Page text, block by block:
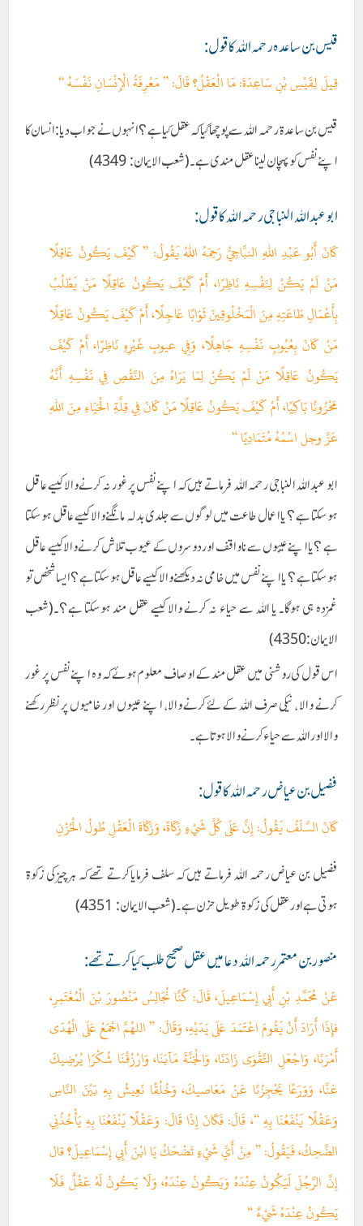
قیس بن ساعدہ رحمہ اللہ کا قول:
قِيلَ لِقَيْسِ بْنِ سَاعِدَةَ: مَا الْعَقْلُ؟ قَالَ: ” مَعْرِفَةُ الْإِنْسَانِ نَفْسَهُ “
قیس بن ساعدۃ رحمہ اللہ سے پوچھا گیا کہ عقل کیا ہے؟ انہوں نے جواب دیا: انسان کا
اپنے نفس کو پہچان لینا عقل مندی ہے۔(شعب الایمان : 4349)
ابو عبداللہ النباجی رحمہ اللہ کا قول:
كَانَ أَبُو عَبْدِ اللهِ النبَّاجِيُّ رَحِمَهُ اللهُ يَقُولُ: ” كَيْفَ يَكُونُ عَاقِلًا
مَنْ لَمْ يَكُنْ لِنَفْسِهِ نَاظِرًا، أَمْ كَيْفَ يَكُونُ عَاقِلًا مَنْ يَطْلُبُ
بِأَعْمَالِ طَاعَتِهِ مِنَ الْمَخْلُوقِينَ ثَوَابًا عَاجِلًا، أَمْ كَيْفَ يَكُونُ عَاقِلًا
مَنْ كَانَ بِعُيُوبِ نَفْسِهِ جَاهِلًا، وَفِي عيوبِ غَيْرِهِ نَاظِرًا، أَمْ كَيْفَ
يَكُونُ عَاقِلًا مَنْ لَمْ يَكُنْ لِمَا يَرَاهُ مِنَ النَّقْصِ فِي نَفْسِهِ أَنَّهُ
مَحْزُونًا بَاكِيًا، أَمْ كَيْفَ يَكُونُ عَاقِلًا مَنْ كَانَ فِي قِلَّةِ الْحَيَاءِ مِنَ اللهِ
عَزَّ وجل اسْمُهُ مُتَمَادِيًا “
ابو عبداللہ النباجی رحمہ اللہ فرماتے ہیں کہ اپنے نفس پر غور نہ کرنے والا کیسے عا قل
ہوسکتا ہے ؟ یا اعمال طاعت میں لوگوں سے جلدی بدلہ مانگنے والا کیسے عاقل ہوسکتا
ہے ؟یا اپنے عیبوں سے ناواقف اور دوسروں کے عیوب تلاش کرنے والا کیسے عاقل
ہوسکتا ہے؟ یا اپنے نفس میں خامی نہ دیکھنےوالا کیسے عاقل ہوسکتا ہے ؟ ایسا شخص تو
غمزدہ ہی ہوگا۔ یا اللہ سے حیاء نہ کرنے والا کیسے عقل مند ہوسکتا ہے؟۔(شعب
الایمان :4350)
اس قول کی روشنی میں عقل مند کے اوصاف معلوم ہوئےکہ وہ اپنے نفس پر غور
کرنے والا ، نیکی صرف اللہ کے لئے کرنے والا، اپنے عیبوں اور خامیوں پر نظر رکھنے
والااور اللہ سے حیاء کرنے والا ہوتا ہے۔
فضیل بن عیاض رحمہ اللہ کا قول:
كَانَ السَّلَفُ يَقُولُ: إِنَّ عَلَى كُلِّ شَيْءٍ زَكَاةً، وَزَكَاةَ الْعَقْلِ طُولُ الْحُزْنِ
فضیل بن عیاض رحمہ اللہ فرماتے ہیں کہ سلف فرمایا کرتے تھے کہ ہر چیز کی زکوۃ
ہوتی ہے اور عقل کی زکوۃ طویل حزن ہے۔(شعب الایمان: 4351)
منصور بن معتمر رحمہ اللہ دعا میں عقل صحیح طلب کیا کرتے تھے:
عَنْ مُحَمَّدِ بْنِ أَبِي إِسْمَاعِيلَ، قَالَ: كُنَّا نُجَالِسُ مَنْصُورَ بْنَ الْمُعْتَمِرِ،
فإِذَا أَرَادَ أَنْ يَقُومَ اعْتَمَدَ عَلَى يَدَيْهِ، وَقَالَ: ” اللهُمَّ اجْمَعْ عَلَى الْهُدَى
أَمْرَنَا، وَاجْعَلِ التَّقْوَى زَادَنَا، وَالْجَنَّةَ مَآبَنَا، وَارْزُقْنَا شُكْرًا يُرْضِيكَ
عَنَّا، وَوَرَعًا يَحْجِزُنَا عَنْ مَعَاصيكَ، وَخُلُقًا نَعِيشُ بِهِ بَيْنَ النَّاسِ
وَعَقْلًا يَنْفَعُنَا بِهِ “، قَالَ: فَكَانَ إِذَا قَالَ: وَعَقْلًا يَنْفَعُنَا بِهِ يَأْخُذُنِي
الضَّحِكُ، فَيَقُولُ: ” مِنْ أَيِّ شَيْءٍ تَضْحَكُ يَا ابْنَ أَبِي إِسْمَاعِيلَ؟ قال
إِنَّ الرَّجُلَ لَيَكُونُ عِنْدَهُ وَيَكُونُ عِنْدَهُ، وَلَا يَكُونُ لَهُ عَقْلٌ فَلَا
يَكُونُ عِنْدَهُ شَيْءٌ “